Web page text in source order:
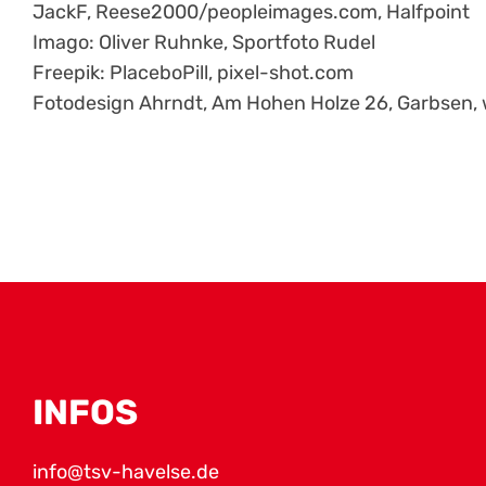
JackF, Reese2000/peopleimages.com, Halfpoint
Imago: Oliver Ruhnke, Sportfoto Rudel
Freepik: PlaceboPill, pixel-shot.com
Fotodesign Ahrndt, Am Hohen Holze 26,
INFOS
info@tsv-havelse.de